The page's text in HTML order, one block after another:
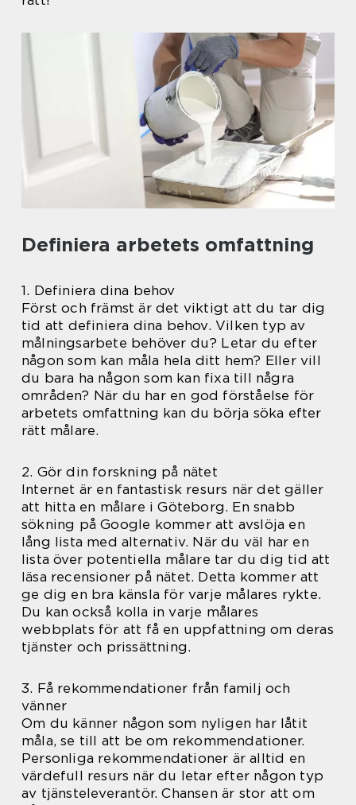
Definiera arbetets omfattning
1. Definiera dina behov
Först och främst är det viktigt att du tar dig
tid att definiera dina behov. Vilken typ av
målningsarbete behöver du? Letar du efter
någon som kan måla hela ditt hem? Eller vill
du bara ha någon som kan fixa till några
områden? När du har en god förståelse för
arbetets omfattning kan du börja söka efter
rätt målare.
2. Gör din forskning på nätet
Internet är en fantastisk resurs när det gäller
att hitta en målare i Göteborg. En snabb
sökning på Google kommer att avslöja en
lång lista med alternativ. När du väl har en
lista över potentiella målare tar du dig tid att
läsa recensioner på nätet. Detta kommer att
ge dig en bra känsla för varje målares rykte.
Du kan också kolla in varje målares
webbplats för att få en uppfattning om deras
tjänster och prissättning.
3. Få rekommendationer från familj och
vänner
Om du känner någon som nyligen har låtit
måla, se till att be om rekommendationer.
Personliga rekommendationer är alltid en
värdefull resurs när du letar efter någon typ
av tjänsteleverantör. Chansen är stor att om